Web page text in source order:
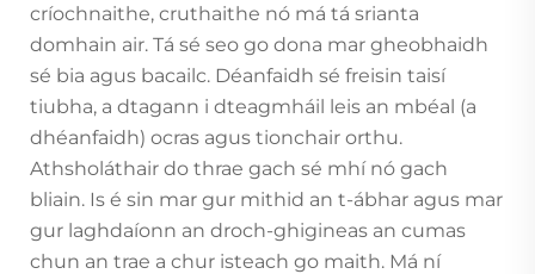
críochnaithe, cruthaithe nó má tá srianta
domhain air. Tá sé seo go dona mar gheobhaidh
sé bia agus bacailc. Déanfaidh sé freisin taisí
tiubha, a dtagann i dteagmháil leis an mbéal (a
dhéanfaidh) ocras agus tionchair orthu.
Athsholáthair do thrae gach sé mhí nó gach
bliain. Is é sin mar gur mithid an t-ábhar agus mar
gur laghdaíonn an droch-ghigineas an cumas
chun an trae a chur isteach go maith. Má ní